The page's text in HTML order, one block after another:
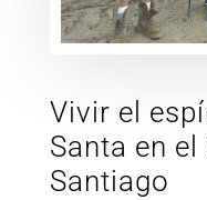
Vivir el
Santa en
Santiago